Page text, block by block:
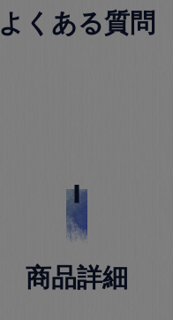
よくある質問
商品詳細